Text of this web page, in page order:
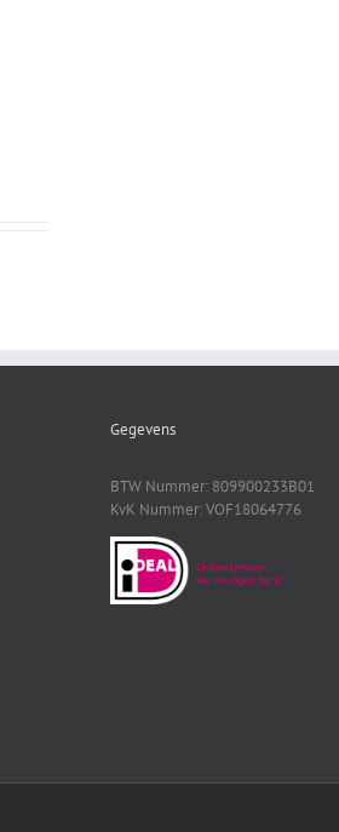
Gegevens
BTW Nummer: 809900233B01
KvK Nummer: VOF18064776